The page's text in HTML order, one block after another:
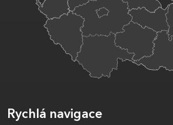
Rychlá navigace